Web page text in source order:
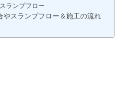
ランプフロー
やスランプフロー＆施工の流れ